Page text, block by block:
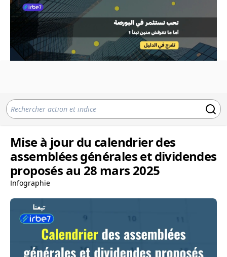
Mise à jour du calendrier des
assemblées générales et dividendes
proposés au 28 mars 2025
Infographie